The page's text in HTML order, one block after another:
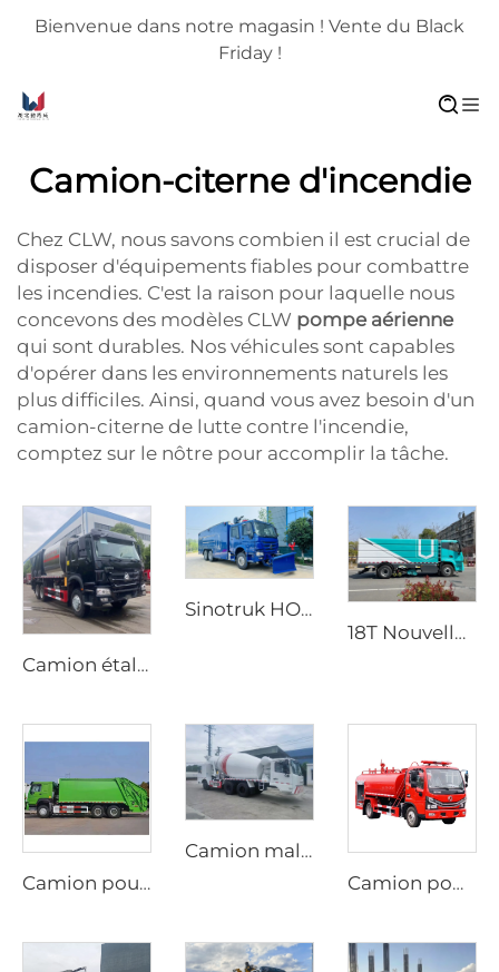
Bienvenue dans notre magasin ! Vente du Black
Friday !
Camion-citerne d'incendie
Chez CLW, nous savons combien il est crucial de
disposer d'équipements fiables pour combattre
les incendies. C'est la raison pour laquelle nous
concevons des modèles CLW pompe aérienne
qui sont durables. Nos véhicules sont capables
d'opérer dans les environnements naturels les
plus difficiles. Ainsi, quand vous avez besoin d'un
camion-citerne de lutte contre l'incendie,
comptez sur le nôtre pour accomplir la tâche.
Camion étaleur de gravier synchronisé HOWO neuf, transmission manuelle, moteur diesel, prix du fabricant
Sinotruk HOWO 6X4 Nouveau Bon Marché Véhicule de Lutte contre les Incendies à Mousse Haute Pression Haute Qualité
18T Nouvelle Énergie Haute Performance Balayeuse Électrique Durable Camion Balayeuse Électrique pour Lavage et Balayage
Camion poubelle compacteur HOWO 6*4 20cbm avec système hydraulique PLC, chargement arrière, véhicule de gestion des déchets
Camion malaxeur de ciment mobile au diesel personnalisé, conduite bidirectionnelle, options manuelle ou automatique dédiées à la production de tunnels
Camion pompe Dongfeng 4x2 Dorica diesel neuf, aérien pompeur, réservoir d'eau de 4000L, machine d'arrosage, système d'incendie